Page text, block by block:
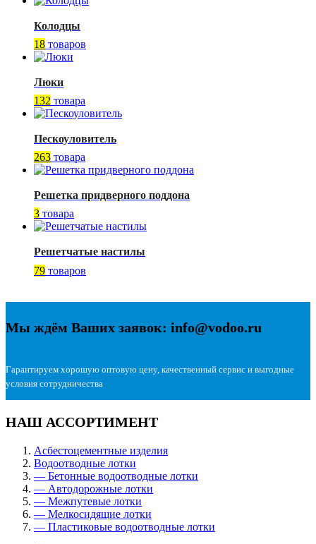
Колодцы
18 товаров
Люки
132 товара
Пескоуловитель
263 товара
Решетка придверного поддона
3 товара
Решетчатые настилы
79 товаров
Мы ждём Ваших заявок: info@vodoo.ru
Гарантируем хорошую оптовую цену, качественный сервис и выгодные
условия сотрудничества
НАШ АССОРТИМЕНТ
Асбестоцементные изделия
Водоотводные лотки
— Бетонные водоотводные лотки
— Автодорожные лотки
— Межпутевые лотки
— Мелкосидящие лотки
— Пластиковые водоотводные лотки